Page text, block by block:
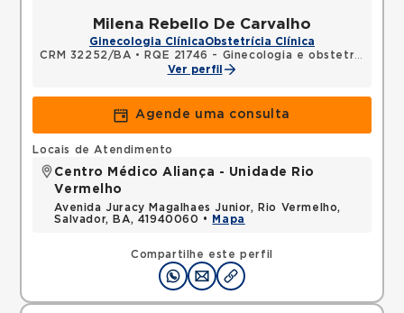
Milena Rebello De Carvalho
Ginecologia ClínicaObstetrícia Clínica
CRM 32252/BA •
RQE 21746 - Ginecologia e obstetrícia
Ver perfil
Agende uma consulta
Compartilhe este perfil
Locais de Atendimento
Centro Médico Aliança - Unidade Rio
Vermelho
Avenida Juracy Magalhaes Junior, Rio Vermelho,
Salvador, BA, 41940060 •
Mapa